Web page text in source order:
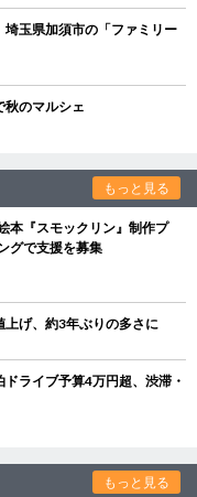
玉県加須市の「ファミリー
秋のマルシェ
もっと見る
本『スモックリン』制作プ
グで支援を募集
げ、約3年ぶりの多さに
ライブ予算4万円超、渋滞・
もっと見る